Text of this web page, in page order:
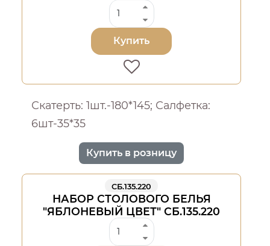
Купить
Скатерть: 1шт.-180*145; Салфетка:
6шт-35*35
Купить в розницу
СБ.135.220
НАБОР СТОЛОВОГО БЕЛЬЯ
"ЯБЛОНЕВЫЙ ЦВЕТ" СБ.135.220